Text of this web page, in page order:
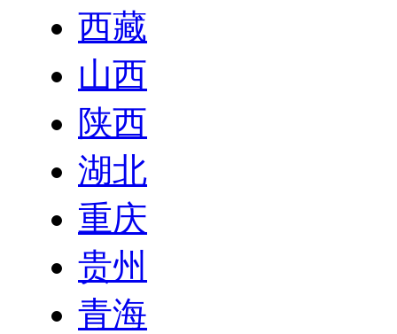
西藏
山西
陕西
湖北
重庆
贵州
青海